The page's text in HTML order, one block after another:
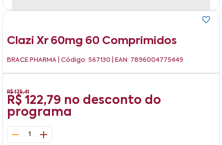
Clazi Xr 60mg 60 Comprimidos
BRACE PHARMA | Código: 567130 | EAN: 7896004775449
R$ 175,41
R$ 122,79 no desconto do
programa
1